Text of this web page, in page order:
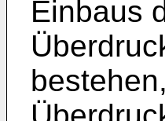
Einbaus